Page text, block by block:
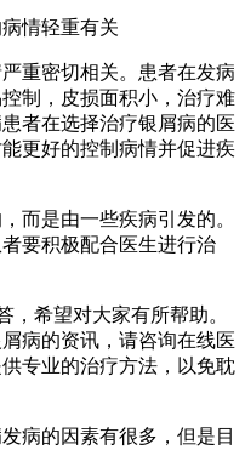
情轻重有关
重密切相关。患者在发病
制，皮损面积小，治疗难
者在选择治疗银屑病的医
更好的控制病情并促进疾
而是由一些疾病引发的。
要积极配合医生进行治
，希望对大家有所帮助。
病的资讯，请咨询在线医
专业的治疗方法，以免耽
病的因素有很多，但是目